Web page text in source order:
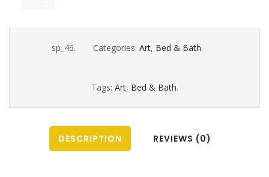
sp_46. Categories: Art, Bed & Bath.
Tags: Art, Bed & Bath.
DESCRIPTION REVIEWS (0)